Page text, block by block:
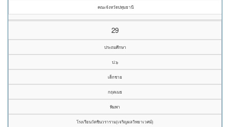
คณะจังหวัดปทุมธานี
29
ประถมศึกษา
ป.๖
เด็กชาย
กฤตเมธ
พิมพา
โรงเรียนวัดชินวราราม(เจริญผลวิทยาเวศม์)